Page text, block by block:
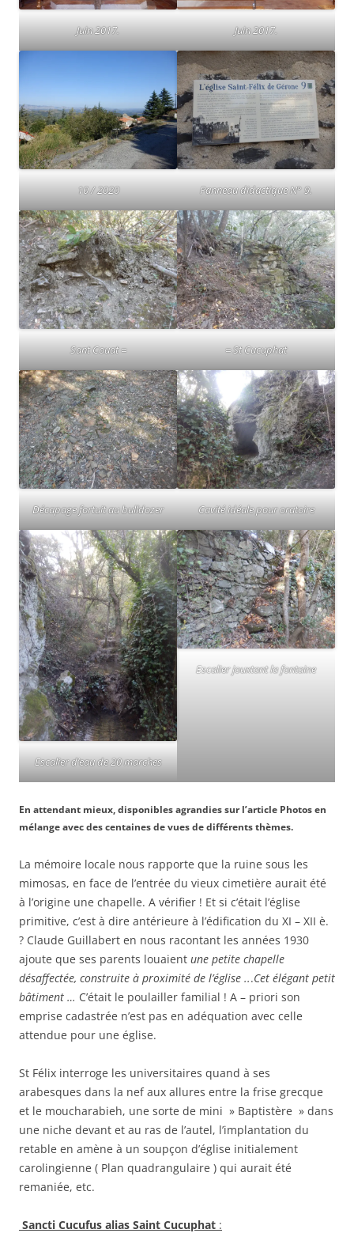
Juin 2017. Juin 2017.
10 / 2020 Panneau didactique N° 9.
Sant Couat = = St Cucuphat
Décapage fortuit au bulldozer Cavité idéale pour oratoire
Escalier d’eau de 20 marches
Escalier jouxtant la fontaine
En attendant mieux, disponibles agrandies sur l’article Photos en
mélange avec des centaines de vues de différents thèmes.
La mémoire locale nous rapporte que la ruine sous les
mimosas, en face de l’entrée du vieux cimetière aurait été
à l’origine une chapelle. A vérifier ! Et si c’était l’église
primitive, c’est à dire antérieure à l’édification du XI – XII è.
? Claude Guillabert en nous racontant les années 1930
ajoute que ses parents louaient une petite chapelle
désaffectée, construite à proximité de l’église ...Cet élégant petit
bâtiment … C’était le poulailler familial ! A – priori son
emprise cadastrée n’est pas en adéquation avec celle
attendue pour une église.
St Félix interroge les universitaires quand à ses
arabesques dans la nef aux allures entre la frise grecque
et le moucharabieh, une sorte de mini » Baptistère » dans
une niche devant et au ras de l’autel, l’implantation du
retable en amène à un soupçon d’église initialement
carolingienne ( Plan quadrangulaire ) qui aurait été
remaniée, etc.
Sancti Cucufus alias Saint Cucuphat :